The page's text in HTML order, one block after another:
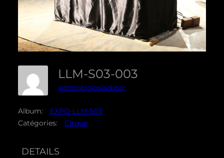
LLM-S03-003
adminbigpolarbear
Album:
EXPO-LLM-S03
Catégories:
Cirque
DETAILS